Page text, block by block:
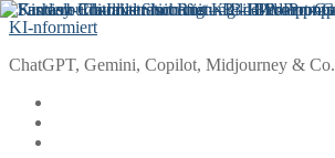
Zum
springen
Menü
Schließen
KI-nformiert
ChatGPT, Gemini, Copilot, Midjourney & Co.